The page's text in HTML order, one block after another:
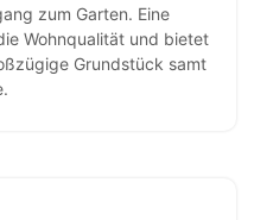
zum Garten. Eine
Wohnqualität und bietet
Grundstück samt